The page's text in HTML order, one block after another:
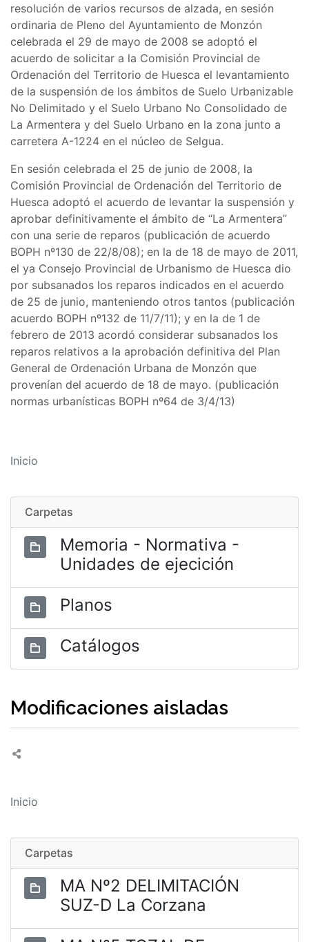
resolución de varios recursos de alzada, en sesión
ordinaria de Pleno del Ayuntamiento de Monzón
celebrada el 29 de mayo de 2008 se adoptó el
acuerdo de solicitar a la Comisión Provincial de
Ordenación del Territorio de Huesca el levantamiento
de la suspensión de los ámbitos de Suelo Urbanizable
No Delimitado y el Suelo Urbano No Consolidado de
La Armentera y del Suelo Urbano en la zona junto a
carretera A-1224 en el núcleo de Selgua.
En sesión celebrada el 25 de junio de 2008, la
Comisión Provincial de Ordenación del Territorio de
Huesca adoptó el acuerdo de levantar la suspensión y
aprobar definitivamente el ámbito de “La Armentera”
con una serie de reparos (publicación de acuerdo
BOPH nº130 de 22/8/08); en la de 18 de mayo de 2011,
el ya Consejo Provincial de Urbanismo de Huesca dio
por subsanados los reparos indicados en el acuerdo
de 25 de junio, manteniendo otros tantos (publicación
acuerdo BOPH nº132 de 11/7/11); y en la de 1 de
febrero de 2013 acordó considerar subsanados los
reparos relativos a la aprobación definitiva del Plan
General de Ordenación Urbana de Monzón que
provenían del acuerdo de 18 de mayo. (publicación
normas urbanísticas BOPH nº64 de 3/4/13)
Inicio
Carpetas
Memoria - Normativa -
Unidades de ejecición
Planos
Catálogos
Modificaciones aisladas
Inicio
Carpetas
MA Nº2 DELIMITACIÓN
SUZ-D La Corzana